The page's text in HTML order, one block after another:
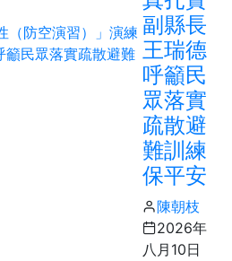
副縣長
王瑞德
呼籲民
眾落實
疏散避
難訓練
保平安
陳朝枝
2026年
八月10日